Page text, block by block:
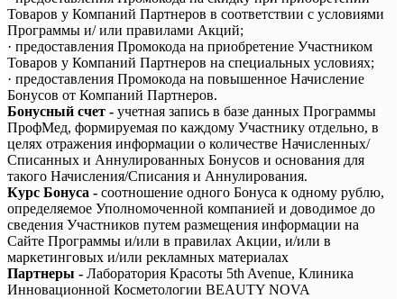
Товаров у Компаний Партнеров в соответствии с условиями
Программы и/ или правилами Акций;
· предоставления Промокода на приобретение Участником
Товаров у Компаний Партнеров на специальных условиях;
· предоставления Промокода на повышенное Начисление
Бонусов от Компаний Партнеров.
Бонусный счет - учетная запись в базе данных Программы
ПрофМед, формируемая по каждому Участнику отдельно, в
целях отражения информации о количестве Начисленных/
Списанных и Аннулированных Бонусов и основания для
такого Начисления/Списания и Аннулирования.
Курс Бонуса - соотношение одного Бонуса к одному рублю,
определяемое Уполномоченной компанией и доводимое до
сведения Участников путем размещения информации на
Сайте Программы и/или в правилах Акции, и/или в
маркетинговых и/или рекламных материалах
Партнеры - Лаборатория Красоты 5th Avenue, Клиника
Инновационной Косметологии BEAUTY NOVA